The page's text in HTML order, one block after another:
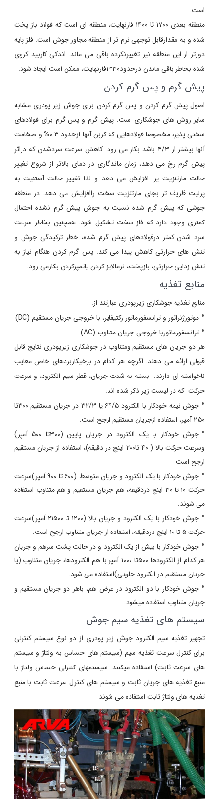
است.
منطقه بعدی ۱۷۰۰ تا ۱۴۰۰ فارنهایت، منطقه ای است که فولاد باز پخت
شده و به مقدارقابل توجهی نرم تر از منطقه مجاور جوش است. فلز پایه
دورتر از این منطقه نیز تغییرنکرده باقی می ماند. اندکی کاربید کروی
شده بخاطر باقی ماندن درحدود۱۳۳۰فارنهایت، ممکن است ایجاد شود.
پیش گرم و پس گرم کردن
اصول پیش گرم کردن و پس گرم کردن برای جوش زیر پودری مشابه
سایر روش های جوشکاری است. پیش گرم و پس گرم برای فولادهای
سختی پذیر، مخصوصا فولادهایی که کربن آنها ازحدود ۰.۳% و ضخامت
آنها بیشتر از ۴/۳ باشد بکار می رود. کاهش سرعت سردشدن که دراثر
پیش گرم رخ می دهد، زمان ماندگاری در دمای بالاتر از شروع تغییر
حالت مارتنزیت یرا افزایش می دهد و لذا تغییر حالت آستنیت به
پرلیت ظریف تر بجای مارتنزیت سخت راافزایش می دهد. در منطقه
جوشی که پیش گرم شده نسبت به جوش پیش گرم نشده احتمال
کمتری وجود دارد که فاز سخت تشکیل شود. همچنین بخاطر سرعت
سرد شدن کمتر درفولادهای پیش گرم شده، خطر ترکیدگی جوش و
تنش های حرارتی کاهش پیدا می کند. پس گرم کردن هنگام نیاز به
تنش زدایی حرارتی، بازپخت، نرمالایز کردن یاتمپرکردن بکارمی رود.
منابع تغذیه
منابع تغذیه جوشکاری زیرپودری عبارتند از:
موتورژنراتور و ترانسفورماتور رکتیفایر، با خروجی جریان مستقیم (DC)
ترانسفورماتوربا خروجی جریان متناوب (AC)
هر دو جریان های مستقیم ومتناوب در جوشکاری زیرپودری نتایج قابل
قبولی ارائه می دهند. اگرچه هر کدام در برخیکاربردهای خاص معایب
ناخواسته ای دارند. بسته به شدت جریان، قطر سیم الکترود، و سرعت
حرکت که در لیست زیر ذکر شده اند:
جوش نیمه خودکار با الکترود ۶۴/۵ یا ۳۲/۳ در جریان مستقیم ۳۰۰تا
۳۵۰ آمپر، استفاده ازجریان مستقیم ارجح است.
جوش خودکار با یک الکترود در جریان پایین (۳۰۰تا ۵۰۰ آمپر)
وسرعت حرکت بالا ( ۴۰ تا۲۰۰ اینچ در دقیقه)، استفاده از جریان مستقیم
ارجح است.
جوش خودکار با یک الکترود و جریان متوسط (۶۰۰ تا ۹۰۰ آمپر)سرعت
حرکت ۱۰ تا ۳۰ اینچ دردقیقه، هم جریان مستقیم و هم متناوب استفاده
می شوند.
جوش خودکار با یک الکترود و جریان بالا (۱۲۰۰ تا ۲۱۵۰۰ آمپر)سرعت
حرکت ۵ تا ۱۰ اینچ دردقیقه، استفاده از جریان متناوب ارجح است.
جوش خودکار با بیش از یک الکترود و در حالت پشت سرهم و جریان
هر کدام از الکترودها ۵۰۰تا ۱۰۰۰ آمپر با هم الکترودها، جریان متناوب (یا
جریان مستقیم در الکترود جلویی)استفاده می شود.
جوش خودکار با دو الکترود در عرض هم، باهر دو جریان مستقیم و
جریان متناوب استفاده میشود.
سیستم های تغذیه سیم جوش
تجهیز تغذیه سیم الکترود جوش زیر پودری از دو نوع سیستم کنترلی
برای کنترل سرعت تغذیه سیم (سیستم های حساس به ولتاژ و سیستم
های سرعت ثابت) استفاده میکنند. سیستمهای کنترلی حساس ولتاژ با
منبع تغذیه های جریان ثابت و سیستم های کنترل سرعت ثابت با منبع
تغذیه های ولتاژ ثابت استفاده می شوند